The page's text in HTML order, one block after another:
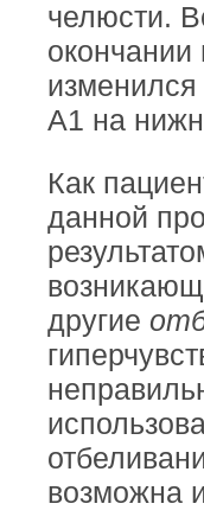
челюсти.
окончании
А1 на
Как
данной
другие
возможна